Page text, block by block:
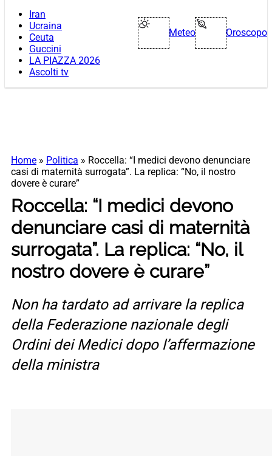
Iran
Ucraina
Ceuta
Guccini
LA PIAZZA 2026
Ascolti tv
Meteo Oroscopo
Home » Politica » Roccella: “I medici devono denunciare
casi di maternità surrogata”. La replica: “No, il nostro
dovere è curare”
Roccella: “I medici devono
denunciare casi di maternità
surrogata”. La replica: “No, il
nostro dovere è curare”
Non ha tardato ad arrivare la replica
della Federazione nazionale degli
Ordini dei Medici dopo l’affermazione
della ministra